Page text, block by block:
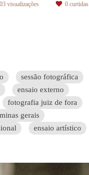
visualizações 0 curtidas
sessão fotográfica
ensaio externo
fotografia juiz de fora
minas gerais
ensaio artístico